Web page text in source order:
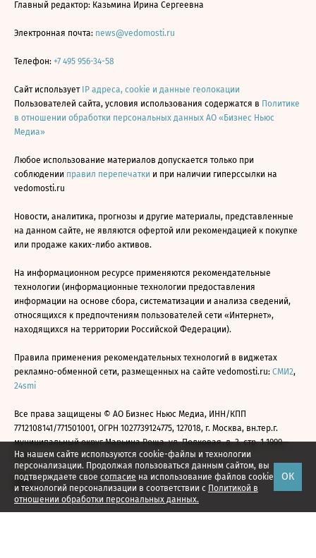
На нашем сайте используются cookie-файлы и технологии
персонализации. Продолжая пользоваться данным сайтом, вы
подтверждаете свое согласие на использование файлов cookie
и технологий персонализации в соответствии с Политикой в
отношении обработки персональных данных.
ОК
Главный редактор: Казьмина Ирина Сергеевна
Электронная почта: news@vedomosti.ru
Телефон: +7 495 956-34-58
Сайт использует IP адреса, cookie и данные геолокации
Пользователей сайта, условия использования содержатся в Политике
в отношении обработки персональных данных АО «Бизнес Ньюс
Медиа»
Любое использование материалов допускается только при
соблюдении правил перепечатки и при наличии гиперссылки на
vedomosti.ru
Новости, аналитика, прогнозы и другие материалы, представленные
на данном сайте, не являются офертой или рекомендацией к покупке
или продаже каких-либо активов.
На информационном ресурсе применяются рекомендательные
технологии (информационные технологии предоставления
информации на основе сбора, систематизации и анализа сведений,
относящихся к предпочтениям пользователей сети «Интернет»,
находящихся на территории Российской Федерации).
Правила применения рекомендательных технологий в виджетах
рекламно-обменной сети, размещенных на сайте vedomosti.ru: СМИ2,
24smi
Все права защищены © АО Бизнес Ньюс Медиа, ИНН/КПП
7712108141/771501001, ОГРН 1027739124775, 127018, г. Москва, вн.тер.г.
муниципальный округ Марьина Роща, ул. Полковая, д. 3, стр. 1 1999—
2026